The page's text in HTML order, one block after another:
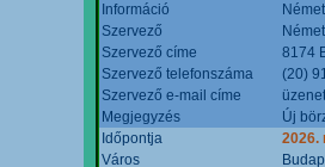
Információ
Szervező
Szervező címe
8174
Szervező telefonszáma
(20)
Szervező e-mail címe
Megjegyzés
Új
Időpontja
2026.
Város